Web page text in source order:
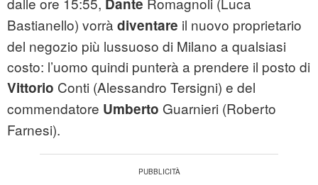
Dante
Bastianello) vorrà diventare il nuovo proprietario
del negozio più lussuoso di Milano a qualsiasi
costo: l’uomo quindi punterà a prendere il posto di
Vittorio Conti (Alessandro Tersigni) e del
commendatore Umberto Guarnieri (Roberto
Farnesi).